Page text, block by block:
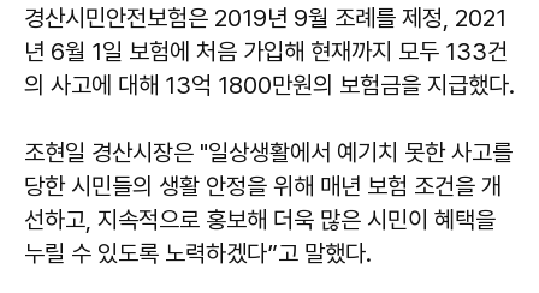
경산시민안전보험은 2019년 9월 조례를 제정, 2021
년 6월 1일 보험에 처음 가입해 현재까지 모두 133건
의 사고에 대해 13억 1800만원의 보험금을 지급했다.
조현일 경산시장은 "일상생활에서 예기치 못한 사고를
당한 시민들의 생활 안정을 위해 매년 보험 조건을 개
선하고, 지속적으로 홍보해 더욱 많은 시민이 혜택을
누릴 수 있도록 노력하겠다”고 말했다.